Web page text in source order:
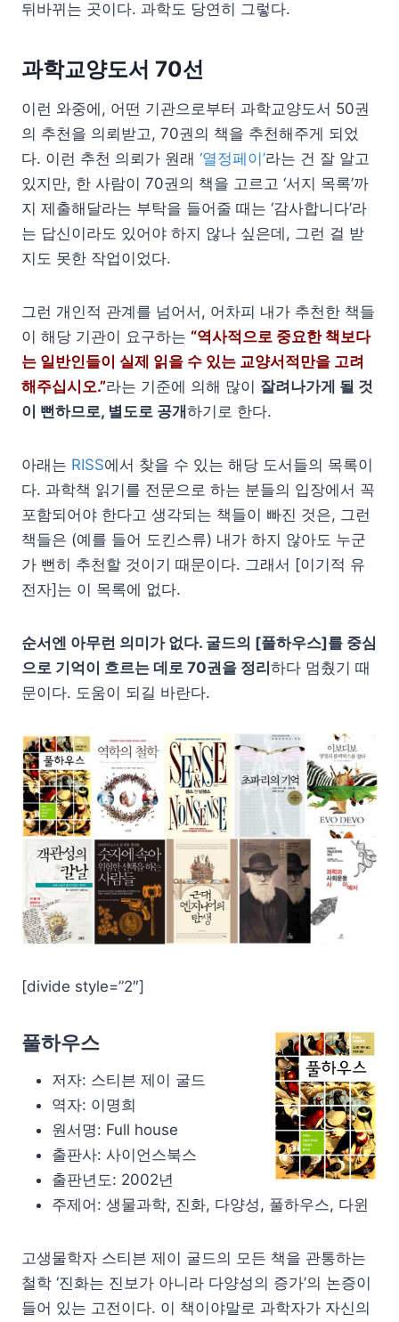
뒤바뀌는 곳이다. 과학도 당연히 그렇다.
과학교양도서 70선
이런 와중에, 어떤 기관으로부터 과학교양도서 50권
의 추천을 의뢰받고, 70권의 책을 추천해주게 되었
다. 이런 추천 의뢰가 원래 ‘열정페이’라는 건 잘 알고
있지만, 한 사람이 70권의 책을 고르고 ‘서지 목록’까
지 제출해달라는 부탁을 들어줄 때는 ‘감사합니다’라
는 답신이라도 있어야 하지 않나 싶은데, 그런 걸 받
지도 못한 작업이었다.
그런 개인적 관계를 넘어서, 어차피 내가 추천한 책들
이 해당 기관이 요구하는 “역사적으로 중요한 책보다
는 일반인들이 실제 읽을 수 있는 교양서적만을 고려
해주십시오.”라는 기준에 의해 많이 잘려나가게 될 것
이 뻔하므로, 별도로 공개하기로 한다.
아래는 RISS에서 찾을 수 있는 해당 도서들의 목록이
다. 과학책 읽기를 전문으로 하는 분들의 입장에서 꼭
포함되어야 한다고 생각되는 책들이 빠진 것은, 그런
책들은 (예를 들어 도킨스류) 내가 하지 않아도 누군
가 뻔히 추천할 것이기 때문이다. 그래서 [이기적 유
전자]는 이 목록에 없다.
순서엔 아무런 의미가 없다. 굴드의 [풀하우스]를 중심
으로 기억이 흐르는 데로 70권을 정리 하다 멈췄기 때
문이다. 도움이 되길 바란다.
[divide style=”2″]
풀하우스
저자: 스티븐 제이 굴드
역자: 이명희
원서명: Full house
출판사: 사이언스북스
출판년도: 2002년
주제어: 생물과학, 진화, 다양성, 풀하우스, 다윈
고생물학자 스티븐 제이 굴드의 모든 책을 관통하는
철학 ‘진화는 진보가 아니라 다양성의 증가’의 논증이
들어 있는 고전이다. 이 책이야말로 과학자가 자신의